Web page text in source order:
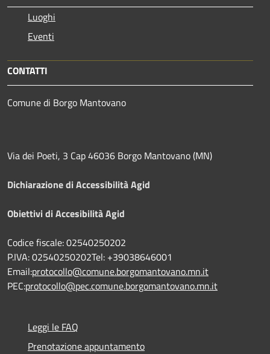
Luoghi
Eventi
CONTATTI
Comune di Borgo Mantovano
Via dei Poeti, 3 Cap 46036 Borgo Mantovano (MN)
Dichiarazione di Accessibilità Agid
Obiettivi di Accesibilità Agid
Codice fiscale: 02540250202
P.IVA: 02540250202Tel: +39038646001
Email:protocollo@comune.borgomantovano.mn.it
PEC:protocollo@pec.comune.borgomantovano.mn.it
Leggi le FAQ
Prenotazione appuntamento